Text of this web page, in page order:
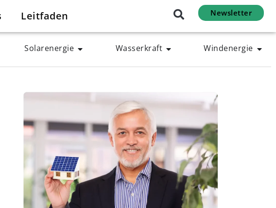
Leitfaden Newsletter
Solarenergie Wasserkraft Windenergie